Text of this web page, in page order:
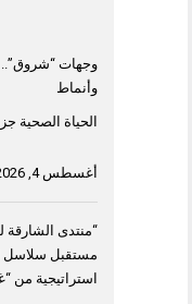
وجهات
وأنماط
الحياة الصحية
أغسطس 4, 2026
مستقبل سلاسل
استراتيجية من